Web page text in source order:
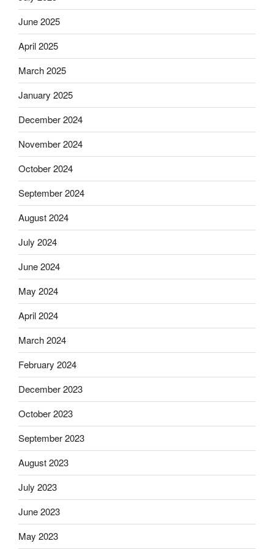
June 2025
April 2025
March 2025
January 2025
December 2024
November 2024
October 2024
September 2024
August 2024
July 2024
June 2024
May 2024
April 2024
March 2024
February 2024
December 2023
October 2023
September 2023
August 2023
July 2023
June 2023
May 2023